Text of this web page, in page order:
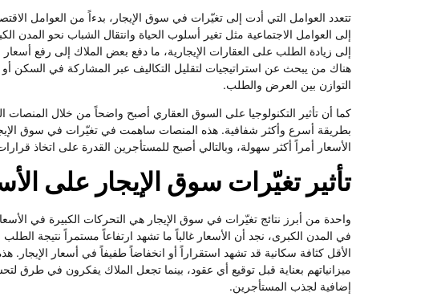
تتعدد العوامل التي أدت إلى تغيّرات في سوق الإيجار، بدءاً من العوامل
إلى العوامل الاجتماعية مثل تغير أسلوب الحياة وانتقال الشباب نحو المدن
إلى زيادة الطلب على العقارات الإيجارية، ما دفع بعض الملاك إلى رفع
هناك من يبحث عن استراتيجيات لتقليل التكاليف عبر المشاركة في السكن أو
التوازن بين العرض والطلب.
كما أن تأثير التكنولوجيا على السوق العقاري أصبح واضحاً من خلال المنصات
بطريقة أسرع وأكثر شفافية. هذه المنصات ساهمت في تغيّرات في سوق
الأسعار أمراً أكثر سهولة، وبالتالي أصبح للمستأجرين القدرة على اتخاذ
تأثير تغيّرات سوق الإيجار على
واحدة من أبرز نتائج تغيّرات في سوق الإيجار هي التحركات الكبيرة في
في المدن الكبرى، نجد أن الأسعار غالباً ما تشهد ارتفاعاً مستمراً نتيجة
الأقل كثافة سكانية قد تشهد استقراراً أو انخفاضاً طفيفاً في أسعار الإيجار.
ميزانياتهم بعناية قبل توقيع أي عقود، بينما تجعل الملاك يفكرون في طرق
إضافية لجذب المستأجرين.